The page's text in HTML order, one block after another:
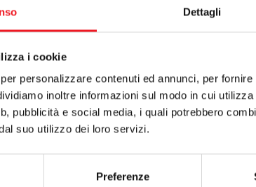
Dettagli
i cookie
personalizzare contenuti ed annunci, per
inoltre informazioni sul modo in cui
pubblicità e social media, i quali potrebbero
suo utilizzo dei loro servizi.
Preferenze
Orari domenica mattina
Scarica file
Scarica file
precedente:torneo rodeo grand prix virgilio; orari di gioco